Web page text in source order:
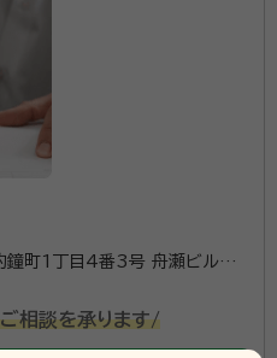
き方ってどうすれば良い
の力になれるよう、ご相
続手続きを分かりやすく・
トさせていただきます。
司法書士会
1丁目4番3号 舟瀬ビル
ご相談を承ります/